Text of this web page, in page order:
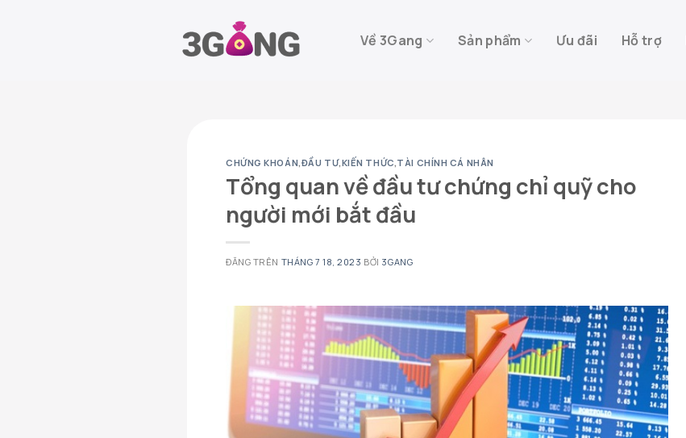
Về 3Gang Sản phẩm Ưu đãi Hỗ trợ
CHỨNG KHOÁN,ĐẦU TƯ,KIẾN THỨC,TÀI CHÍNH CÁ NHÂN
Tổng quan về đầu tư chứng chỉ quỹ cho
người mới bắt đầu
ĐĂNG TRÊN THÁNG 7 18, 2023 BỞI 3GANG